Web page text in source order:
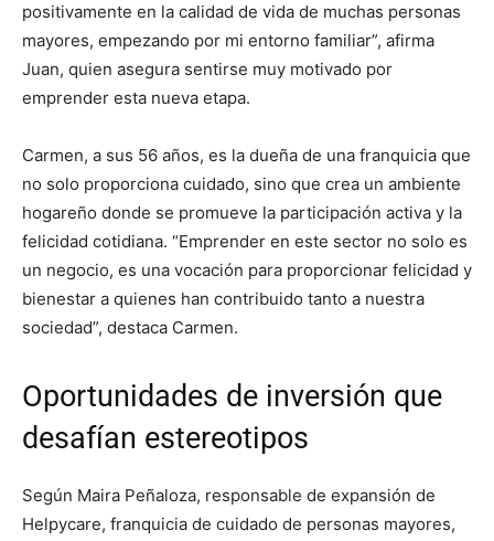
positivamente en la calidad de vida de muchas personas
mayores, empezando por mi entorno familiar”, afirma
Juan, quien asegura sentirse muy motivado por
emprender esta nueva etapa.
Carmen, a sus 56 años, es la dueña de una franquicia que
no solo proporciona cuidado, sino que crea un ambiente
hogareño donde se promueve la participación activa y la
felicidad cotidiana. “Emprender en este sector no solo es
un negocio, es una vocación para proporcionar felicidad y
bienestar a quienes han contribuido tanto a nuestra
sociedad”, destaca Carmen.
Oportunidades de inversión que
desafían estereotipos
Según Maira Peñaloza, responsable de expansión de
Helpycare, franquicia de cuidado de personas mayores,